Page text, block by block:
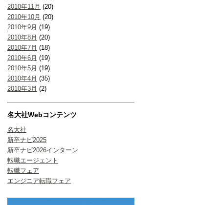
2010年11月 (20)
2010年10月 (20)
2010年9月 (19)
2010年8月 (20)
2010年7月 (18)
2010年6月 (19)
2010年5月 (19)
2010年4月 (35)
2010年3月 (2)
名大社Webコンテンツ
名大社
新卒ナビ2025
新卒ナビ2026インターン
転職エージェント
転職フェア
エンジニア転職フェア